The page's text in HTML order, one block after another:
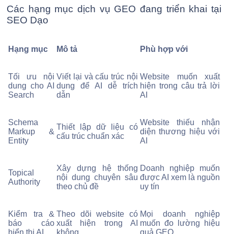
Các hạng mục dịch vụ GEO đang triển khai tại
SEO Dạo
Hạng mục Mô tả Phù hợp với
Tối ưu nội
dung cho AI
Search
Viết lại và cấu trúc nội
dung để AI dễ trích
dẫn
Website muốn xuất
hiện trong câu trả lời
AI
Schema
Markup &
Entity
Thiết lập dữ liệu có
cấu trúc chuẩn xác
Website thiếu nhận
diện thương hiệu với
AI
Topical
Authority
Xây dựng hệ thống
nội dung chuyên sâu
theo chủ đề
Doanh nghiệp muốn
được AI xem là nguồn
uy tín
Kiểm tra &
báo cáo
Theo dõi website có
xuất hiện trong AI
Mọi doanh nghiệp
muốn đo lường hiệu